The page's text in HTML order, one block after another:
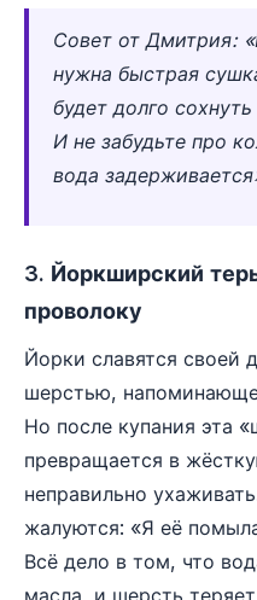
Совет от Дмитрия:
нужна быстрая
будет долго
И не забудьте про
вода
3. Йоркширский
проволоку
Йорки славятся своей
шерстью,
Но после купания эта
превращается в
неправильно
жалуются: «Я её
Всё дело в том, что
масла, и шерсть теряет